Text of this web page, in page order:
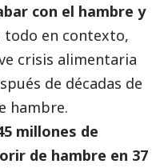
con el hambre y
todo en contexto,
crisis alimentaria
de décadas de
hambre.
millones de
de hambre en 37